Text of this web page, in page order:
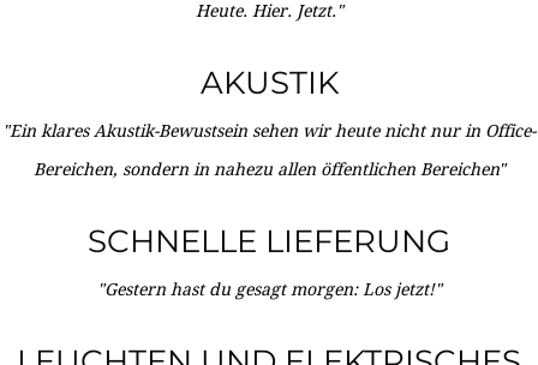
Heute. Hier. Jetzt."
AKUSTIK
"Ein klares Akustik-Bewustsein sehen wir heute nicht nur in Office-
Bereichen, sondern in nahezu allen öffentlichen Bereichen"
SCHNELLE LIEFERUNG
"Gestern hast du gesagt morgen: Los jetzt!"